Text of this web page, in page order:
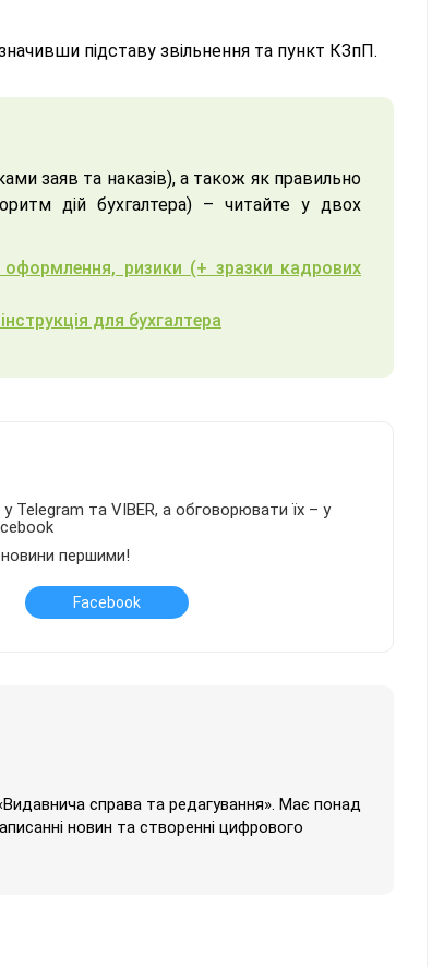
підставу звільнення та пункт КЗпП.
заяв та наказів), а також як правильно
дій бухгалтера) – читайте у двох
оформлення, ризики (+ зразки кадрових
для бухгалтера
Telegram та VIBER, а обговорювати їх – у
новини першими!
Facebook
справа та редагування». Має понад
новин та створенні цифрового